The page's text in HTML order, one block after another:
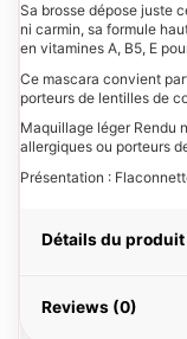
Sa brosse dépose juste
ni carmin, sa formule
en vitamines A, B5, E
Ce mascara convient
porteurs de lentilles de
Maquillage léger Rendu
allergiques ou porteurs
Présentation :
Détails du produit
Reviews (0)